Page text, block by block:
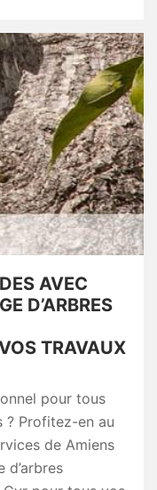
AVEC
D’ARBRES
TRAVAUX
pour tous
? Profitez-en au
de Amiens
d’arbres